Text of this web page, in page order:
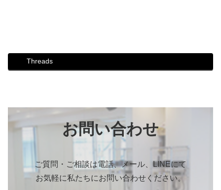
Threads
お問い合わせ
ご質問・ご相談は電話、メール、LINEにて
お気軽に私たちにお問い合わせください。